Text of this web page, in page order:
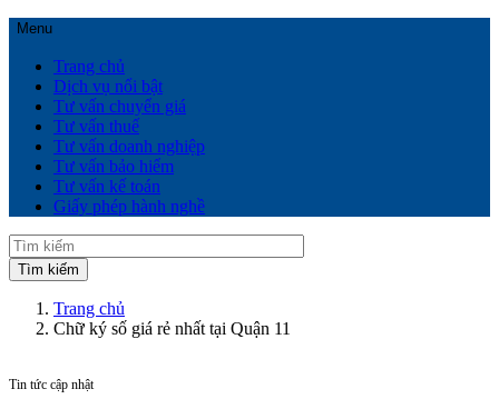
Menu
Trang chủ
Dịch vụ nổi bật
Tư vấn chuyển giá
Tư vấn thuế
Tư vấn doanh nghiệp
Tư vấn bảo hiểm
Tư vấn kế toán
Giấy phép hành nghề
Trang chủ
Chữ ký số giá rẻ nhất tại Quận 11
Tin tức cập nhật